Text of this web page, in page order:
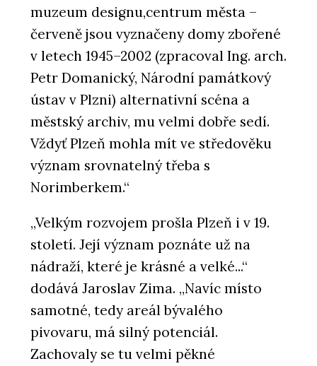
muzeum designu,centrum města –
červeně jsou vyznačeny domy zbořené
v letech 1945–2002 (zpracoval Ing. arch.
Petr Domanický, Národní památkový
ústav v Plzni) alternativní scéna a
městský archiv, mu velmi dobře sedí.
Vždyť Plzeň mohla mít ve středověku
význam srovnatelný třeba s
Norimberkem.“
„Velkým rozvojem prošla Plzeň i v 19.
století. Její význam poznáte už na
nádraží, které je krásné a velké...“
dodává Jaroslav Zima. „Navíc místo
samotné, tedy areál bývalého
pivovaru, má silný potenciál.
Zachovaly se tu velmi pěkné